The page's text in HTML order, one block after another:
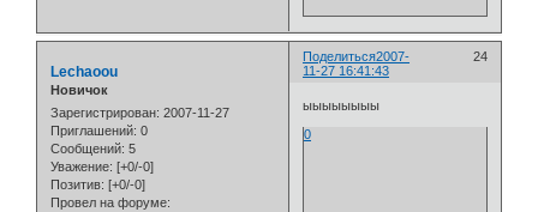
Поделиться 24
2007-
11-27 16:41:43
Lechaoou
Новичок
Зарегистрирован: 2007-11-27
Приглашений: 0
Сообщений: 5
Уважение: [+0/-0]
Позитив: [+0/-0]
Провел на форуме:
ыыыыыыыы
0